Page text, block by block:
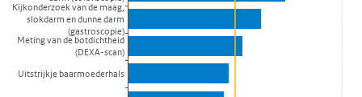
Kijkonderzoek van de maag,
slokdarm en dunne darm
(gastroscopie)
Meting van de botdichtheid
(DEXA-scan)
Uitstrijkje baarmoederhals